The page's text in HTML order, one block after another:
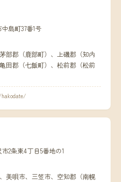
島町37番1号
部郡（鹿部町）、上磯郡（知内
田郡（七飯町）、松前郡（松前
hakodate/
2条東4丁目5番地の1
美唄市、三笠市、空知郡（南幌